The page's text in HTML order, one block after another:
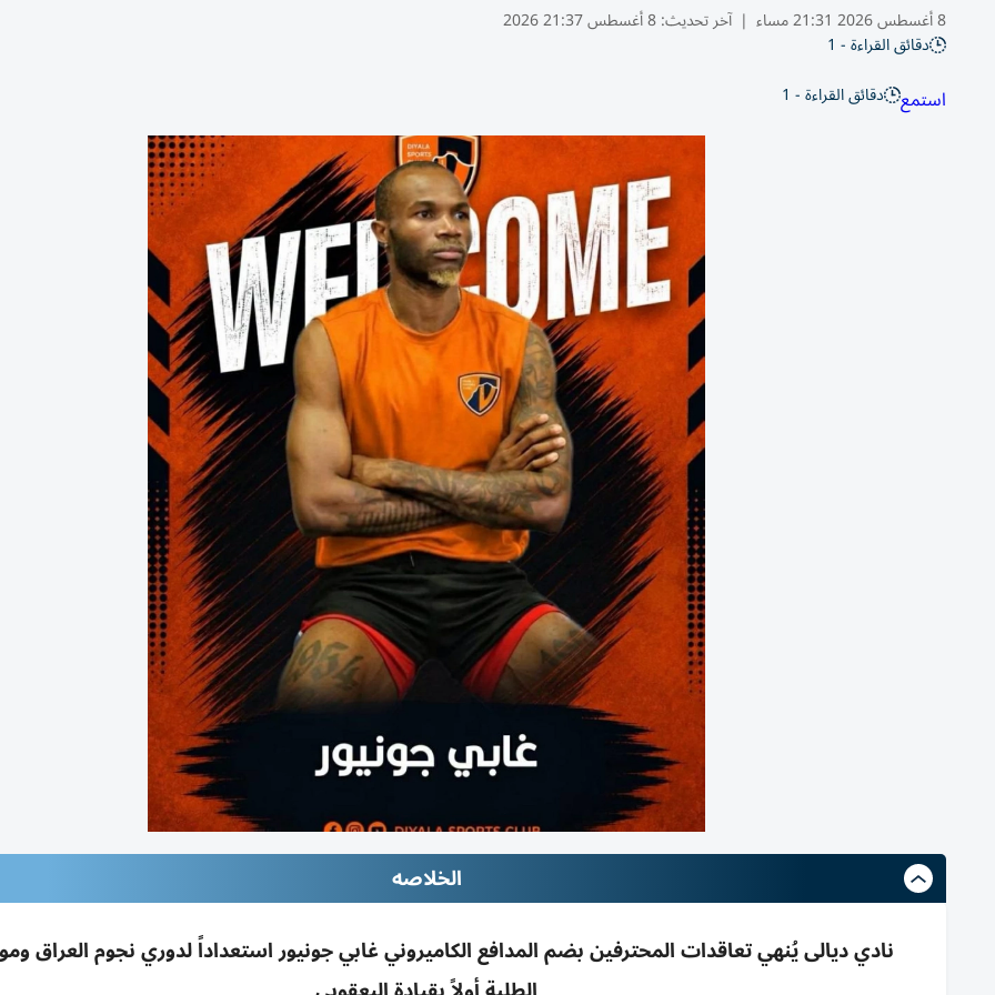
8 أغسطس 2026 21:31 مساء | آخر تحديث:8 أغسطس 21:37 2026
دقائق القراءة - 1
استمع دقائق القراءة - 1
الخلاصه
نادي ديالى يُنهي تعاقدات المحترفين بضم المدافع الكاميروني غابي جونيور استعداداً لدوري نجوم العراق